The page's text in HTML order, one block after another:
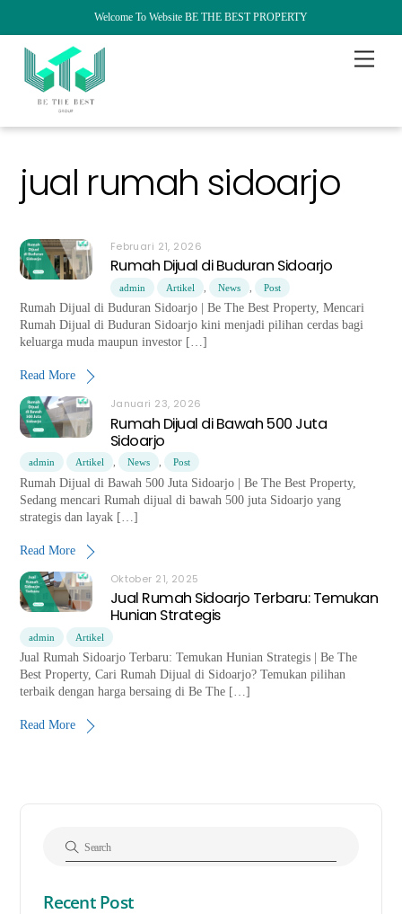
Welcome To Website BE THE BEST PROPERTY
content
Menu
jual rumah sidoarjo
Februari 21, 2026
Rumah Dijual di Buduran Sidoarjo
admin Artikel News Post
Rumah Dijual di Buduran Sidoarjo | Be The Best Property, Mencari
Rumah Dijual di Buduran Sidoarjo kini menjadi pilihan cerdas bagi
keluarga muda maupun investor […]
Read More
Januari 23, 2026
Rumah Dijual di Bawah 500 Juta
Sidoarjo
admin Artikel News Post
Rumah Dijual di Bawah 500 Juta Sidoarjo | Be The Best Property,
Sedang mencari Rumah dijual di bawah 500 juta Sidoarjo yang
strategis dan layak […]
Read More
Oktober 21, 2025
Jual Rumah Sidoarjo Terbaru: Temukan
Hunian Strategis
admin Artikel
Jual Rumah Sidoarjo Terbaru: Temukan Hunian Strategis | Be The
Best Property, Cari Rumah Dijual di Sidoarjo? Temukan pilihan
terbaik dengan harga bersaing di Be The […]
Read More
Recent Post